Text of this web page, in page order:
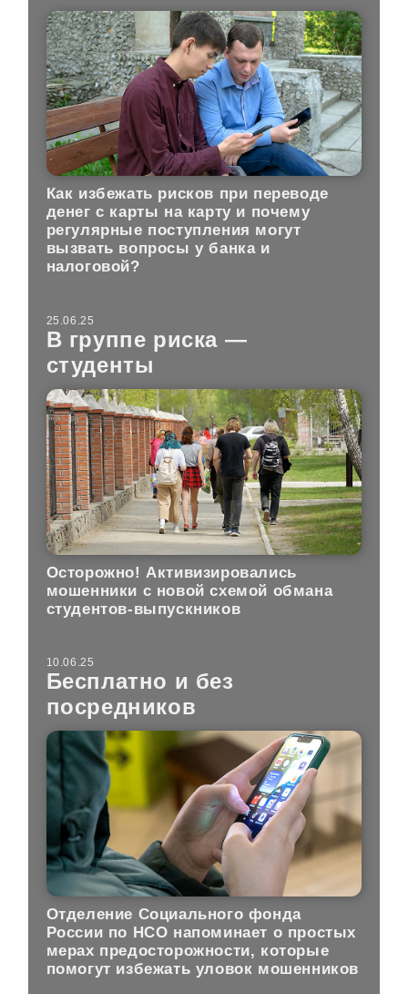
Как избежать рисков при переводе
денег с карты на карту и почему
регулярные поступления могут
вызвать вопросы у банка и
налоговой?
25.06.25
В группе риска —
студенты
Осторожно! Активизировались
мошенники с новой схемой обмана
студентов-выпускников
10.06.25
Бесплатно и без
посредников
Отделение Социального фонда
России по НСО напоминает о простых
мерах предосторожности, которые
помогут избежать уловок мошенников